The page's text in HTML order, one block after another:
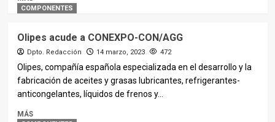
COMPONENTES
Olipes acude a CONEXPO-CON/AGG
Dpto. Redacción 14 marzo, 2023 472
Olipes, compañía española especializada en el desarrollo y la
fabricación de aceites y grasas lubricantes, refrigerantes-
anticongelantes, líquidos de frenos y...
MÁS